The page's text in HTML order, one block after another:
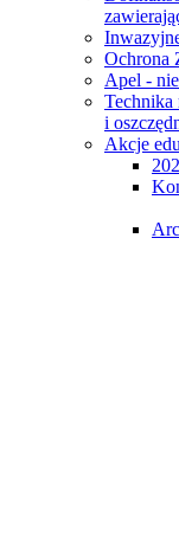
Ochrona
Apel -
Technika
i
Akcje